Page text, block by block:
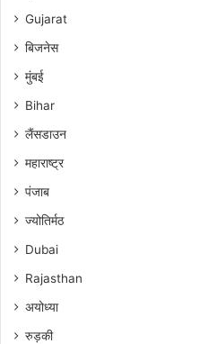
Gujarat
बिजनेस
मुंबई
Bihar
लैंसडाउन
महाराष्ट्र
पंजाब
ज्योतिर्मठ
Dubai
Rajasthan
अयोध्या
रुड़की